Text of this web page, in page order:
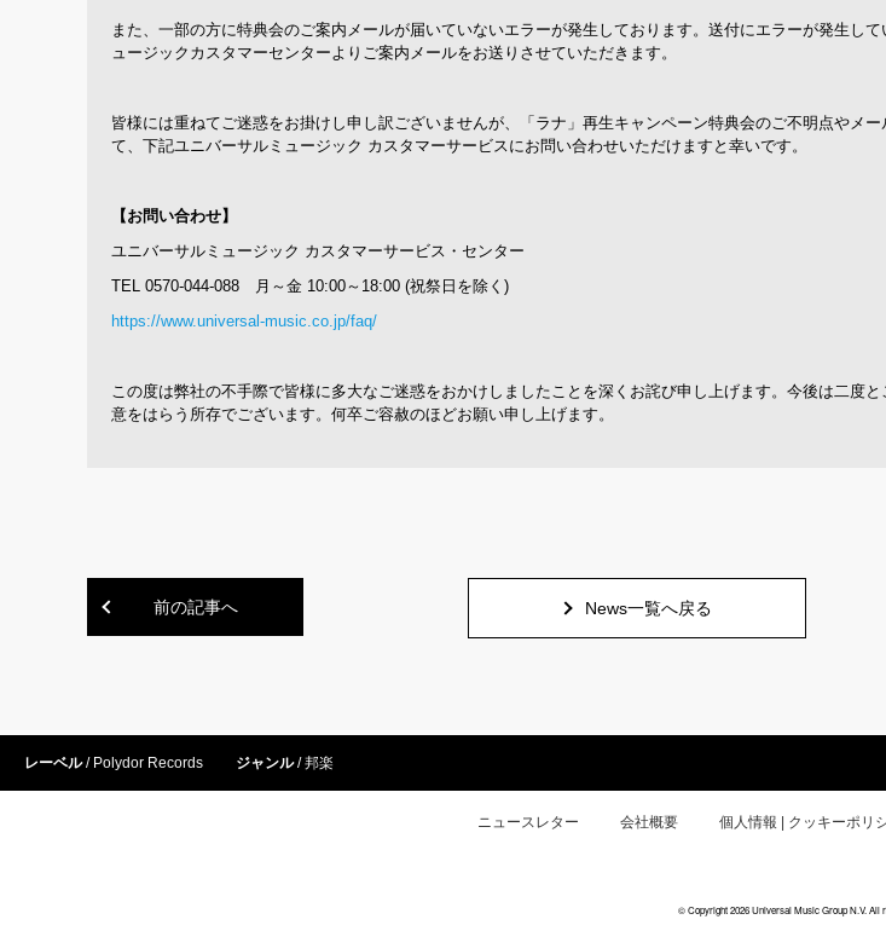
また、一部の方に特典会のご案内メールが届いていないエラーが発生しております。 送付にエラーが発生して
ュージックカスタマーセンターよりご案内メールをお送りさせていただきます。
皆様には重ねてご迷惑をお掛けし申し訳ございませんが、「ラナ」再生キャンペーン特典会のご不明点やメ
て、下記ユニバーサルミュージック カスタマーサービスにお問い合わせいただけますと幸いです。
【お問い合わせ】
ユニバーサルミュージック カスタマーサービス・センター
TEL 0570-044-088 月～金 10:00～18:00 (祝祭日を除く)
https://www.universal-music.co.jp/faq/
この度は弊社の不手際で皆様に多大なご迷惑をおかけしましたことを深くお詫び申し上げます。 今後は二度と
意をはらう所存でございます。 何卒ご容赦のほどお願い申し上げます。
前の記事へ News一覧へ戻る
レーベル Polydor Records ジャンル 邦楽
ニュースレター 会社概要 個人情報 | クッキーポリ
© Copyright 2026 Universal Music Group N.V. All